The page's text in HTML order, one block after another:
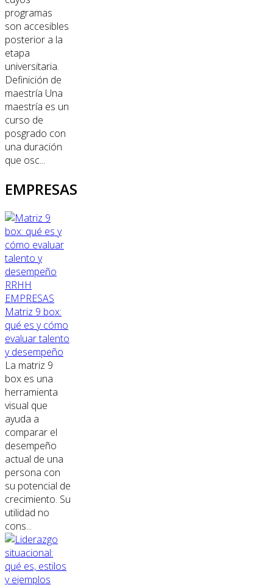
programas
son accesibles
posterior a la
etapa
universitaria.
Definición de
maestría Una
maestría es un
curso de
posgrado con
una duración
que osc...
EMPRESAS
RRHH
EMPRESAS
Matriz 9 box:
qué es y cómo
evaluar talento
y desempeño
La matriz 9
box es una
herramienta
visual que
ayuda a
comparar el
desempeño
actual de una
persona con
su potencial de
crecimiento. Su
utilidad no
cons...